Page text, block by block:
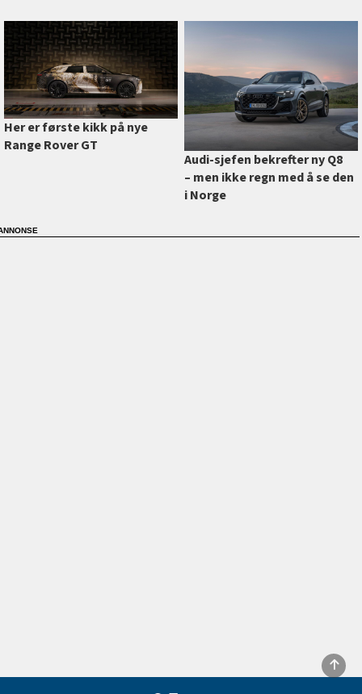
Her er første kikk på nye
Range Rover GT
Audi-sjefen bekrefter ny Q8
–⁠ men ikke regn med å se den
i Norge